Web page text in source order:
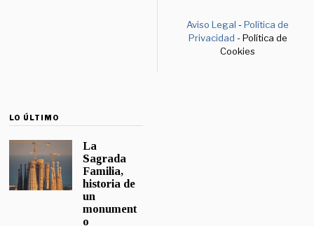
Aviso Legal -Política de
Privacidad - Política de
Cookies
LO ÚLTIMO
La
Sagrada
Familia,
historia de
un
monument
o